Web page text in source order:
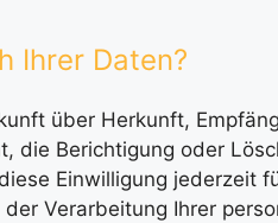
Ihrer Daten?
über Herkunft,
die Berichtigung oder
Einwilligung jederzeit
Verarbeitung Ihrer